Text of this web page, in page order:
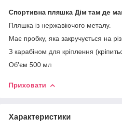
Спортивна пляшка Дім там де
Пляшка із нержавіючого металу.
Має пробку, яка закручується на
З карабіном для кріплення
Об'єм 500 мл
Приховати
Характеристики